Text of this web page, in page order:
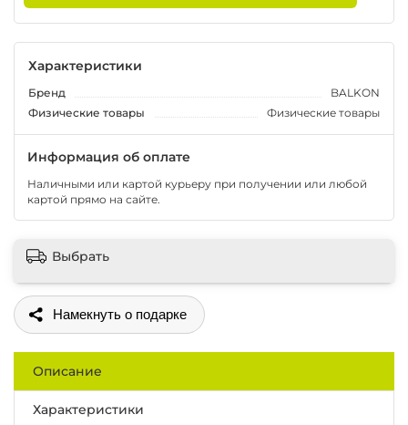
Характеристики
Бренд
BALKON
Физические товары
Физические товары
Информация об оплате
Наличными или картой курьеру при получении или любой
картой прямо на сайте.
Выбрать
Поделиться
Описание
Характеристики